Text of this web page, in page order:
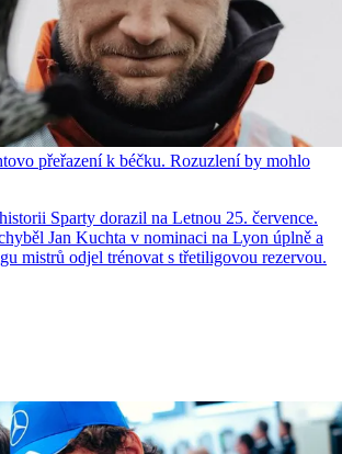
přeřazení k béčku. Rozuzlení by mohlo
Sparty dorazil na Letnou 25. července.
Jan Kuchta v nominaci na Lyon úplně a
mistrů odjel trénovat s třetiligovou rezervou.